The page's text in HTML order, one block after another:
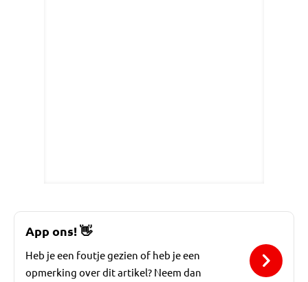
App ons!👋
Heb je een foutje gezien of heb je een
opmerking over dit artikel? Neem dan